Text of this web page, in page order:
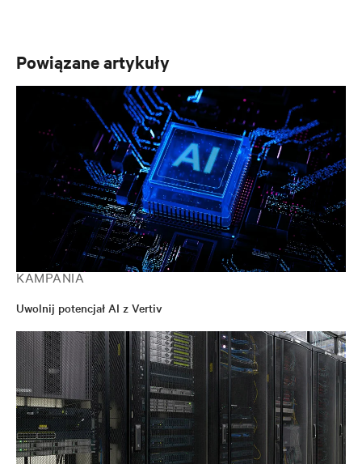
infrastruktury krytycznej, piastował kluczowe
Inżynierii i Wiceprezesa/Dyrektora Generalnego ds.
Zasilania AC przed objęciem obecnych obowiązków.
Jest cenionym ekspertem i prelegentem na targach
branżowych, konferencjach i w mediach służących
branżom IT, branży obiektów i inżynierii.
Powiązane artykuły
KAMPANIA
Uwolnij potencjał AI z Vertiv